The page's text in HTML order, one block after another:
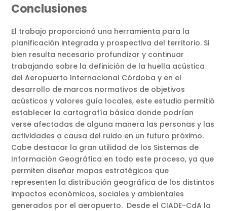
Conclusiones
El trabajo proporcionó una herramienta para la
planificación integrada y prospectiva del territorio. Si
bien resulta necesario profundizar y continuar
trabajando sobre la definición de la huella acústica
del Aeropuerto Internacional Córdoba y en el
desarrollo de marcos normativos de objetivos
acústicos y valores guía locales, este estudio permitió
establecer la cartografía básica donde podrían
verse afectadas de alguna manera las personas y las
actividades a causa del ruido en un futuro próximo.
Cabe destacar la gran utilidad de los Sistemas de
Información Geográfica en todo este proceso, ya que
permiten diseñar mapas estratégicos que
representen la distribución geográfica de los distintos
impactos económicos, sociales y ambientales
generados por el aeropuerto. Desde el CIADE-CdA la